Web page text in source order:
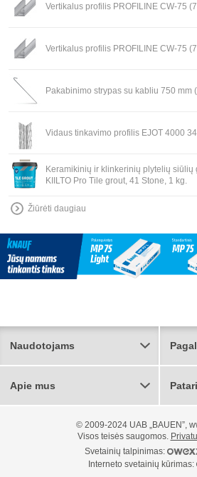
Vertikalus profilis PROFILINE CW-75
Vertikalus profilis PROFILINE CW-75
Pakabinimo strypas su kabliu 750 mm
Vidaus tinkavimo profilis EJOT 4000
Keramikinių ir klinkerinių plytelių siūlių
KIILTO Pro Tile grout, 41 Stone, 1 kg.
Žiūrėti daugiau
Naudotojams
Apie mus
© 2009-2024 UAB „BAUEN”,
Visos teisės saugomos.
Svetainių talpinimas:
Interneto svetainių kūrimas: